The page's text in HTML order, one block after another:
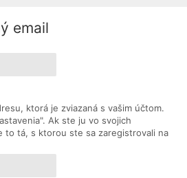
email
ktorá je zviazaná s vašim účtom.
Ak ste ju vo svojich
to tá, s ktorou ste sa zaregistrovali na